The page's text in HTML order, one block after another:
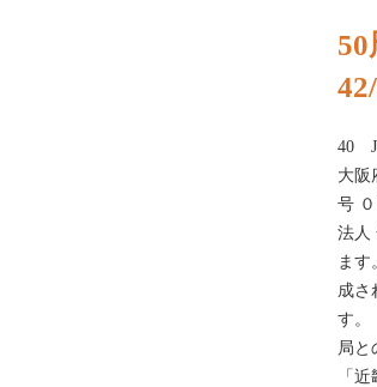
40
大阪
号
法人
ま
成さ
す。
局と
「